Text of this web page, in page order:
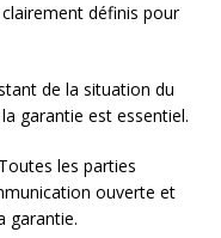
définis pour
de la situation du
garantie est essentiel.
les parties
ouverte et
garantie.